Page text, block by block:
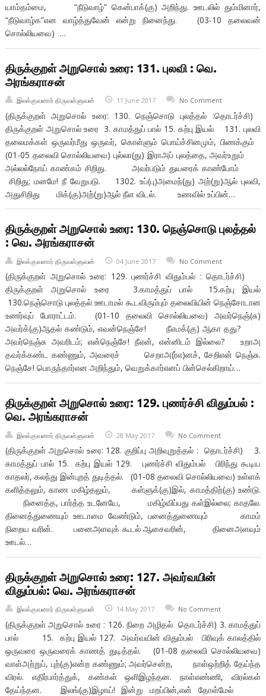
யாம்தம்மை, “நீடுவாழ்” கென்பாக்(கு) அறிந்து. ஊடலில் தும்மினார்,
“நீடுவாழ்க”என வாழ்த்துவேன் என்று நினைந்து. (03-10 தலைவன்
சொல்லியவை) …
திருக்குறள் அறுசொல் உரை: 131. புலவி : வெ.
அரங்கராசன்
இலக்குவனார் திருவள்ளுவன் 11 June 2017 No Comment
(திருக்குறள் அறுசொல் உரை: 130. நெஞ்சொடு புலத்தல் :தொடர்ச்சி)
திருக்குறள் அறுசொல் உரை 3. காமத்துப் பால் 15. கற்பு இயல் 131. புலவி
தலைமக்கள் ஒருவர்மீது ஒருவர், கொள்ளும் பொய்ச்சினமும், பிணக்கும்
(01-05 தலைவி சொல்லியவை) புல்லா(து) இராஅப் புலத்தை, அவர்உறும்
அல்லல்நோய் காண்கம் சிறிது. அவர்படும் துயரைக் காண்போம்
சிறிது; மனமே! நீ வேறுபடு. 1302. உப்(பு)அமைந்(து) அற்(று)ஆல் புலவி,
அதுசிறிது மிக்(கு)அற்(று)ஆல் நீள விடல். உணவில் உப்பின்…
திருக்குறள் அறுசொல் உரை: 130. நெஞ்சொடு புலத்தல்
: வெ. அரங்கராசன்
இலக்குவனார் திருவள்ளுவன் 04 June 2017 No Comment
(திருக்குறள் அறுசொல் உரை: 129. புணர்ச்சி விதும்பல் : தொடர்ச்சி)
திருக்குறள் அறுசொல் உரை 3.காமத்துப் பால் 15.கற்பு இயல்
130.நெஞ்சொடு புலத்தல் ஊடாமல் கூடவிரும்பும் தலைவியின் நெஞ்சோடான
உணர்வுப் போராட்டம். (01-10 தலைவி சொல்லியவை) அவர்நெஞ்(சு)
அவர்க்(கு)ஆதல் கண்டும், எவன்நெஞ்சே! நீஎமக்(கு) ஆகா தது?
அவர்நெஞ்சு அவரிடம்; என்நெஞ்சே! நீஏன், என்னிடம் இல்லை? உறாஅ
தவர்க்கண்ட கண்ணும், அவரைச் செறாஅ(ர்எ)னச், சேறிஎன் நெஞ்சு.
நெஞ்சே! பொருந்தார்என அறிந்தும், வெறுக்கார்எனப் பின்செல்கிறாய்…
திருக்குறள் அறுசொல் உரை: 129. புணர்ச்சி விதும்பல் :
வெ. அரங்கராசன்
இலக்குவனார் திருவள்ளுவன் 28 May 2017 No Comment
(திருக்குறள் அறுசொல் உரை: 128. குறிப்பு அறிவுறுத்தல் : தொடர்ச்சி) 3.
காமத்துப் பால் 15. கற்பு இயல் 129. புணர்ச்சி விதும்பல் பிரிந்து கூடிய
காதலர், கலந்து இன்புறத் துடித்தல். (01-08 தலைவி சொல்லியவை) உள்ளக்
களித்தலும், காண மகிழ்தலும், கள்ளுக்(கு)இல், காமத்திற்(கு) உண்டு.
நினைத்த, பார்த்த உடனேயே, மகிழ்விப்பது கள்இல்லை; காதலே.
தினைத்துணையும் ஊடாமை வேண்டும், பனைத்துணையும் காமம்
நிறைய வரின். பனைஅளவுக் கூடல் ஆசைவரின், தினைஅளவும்
ஊடல்…
திருக்குறள் அறுசொல் உரை: 127. அவர்வயின்
விதும்பல்: வெ. அரங்கராசன்
இலக்குவனார் திருவள்ளுவன் 14 May 2017 No Comment
(திருக்குறள் அறுசொல் உரை : 126. நிறை அழிதல் தொடர்ச்சி) 3. காமத்துப்
பால் 15. கற்பு இயல் 127. அவர்வயின் விதும்பல் பிரிவுக் காலத்தில்
ஒருவரை ஒருவரைக் காணத் துடித்தல். (01-08 தலைவி சொல்லியவை)
வாள்அற்றுப், புற்(கு)என்ற கண்ணும்; அவர்சென்ற, நாள்ஒற்றித் தேய்ந்த
விரல். எதிர்பார்த்துக், கண்கள் ஒளிஇழந்தன. நாள்எண்ணி, விரல்கள்
தேய்ந்தன. இலங்(கு)இழாய்! இன்று மறப்பின்,என் தோள்மேல்